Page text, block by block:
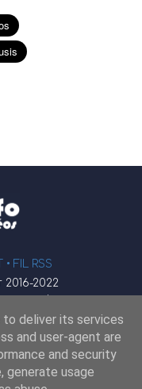
• FIL RSS
2022
φ
sur
deliver its services
and user-agent are
and security
generate usage